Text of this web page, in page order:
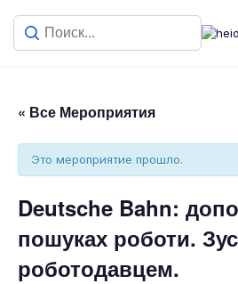
« Все Мероприятия
Это мероприятие прошло.
Deutsche Bahn:
пошуках роботи.
роботодавцем.